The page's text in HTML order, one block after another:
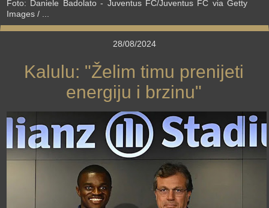
Foto: Daniele Badolato - Juventus FC/Juventus FC via Getty
Images / ...
28/08/2024
Kalulu: "Želim timu prenijeti
energiju i brzinu"